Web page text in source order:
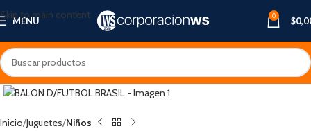
Skip to main content
MENU 0 $
Inicio Juguetes Niños